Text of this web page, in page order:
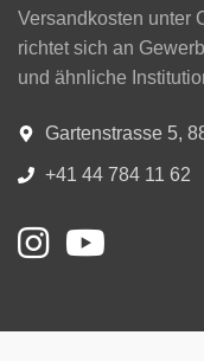
Versandkosten unter
richtet sich an
und ähnliche
Gartenstrasse 5,
+41 44 784 11 62